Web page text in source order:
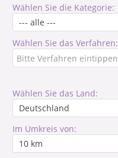
Wählen Sie die Kategorie:
Wählen Sie das Verfahren:
Wählen Sie das Land:
Im Umkreis von: